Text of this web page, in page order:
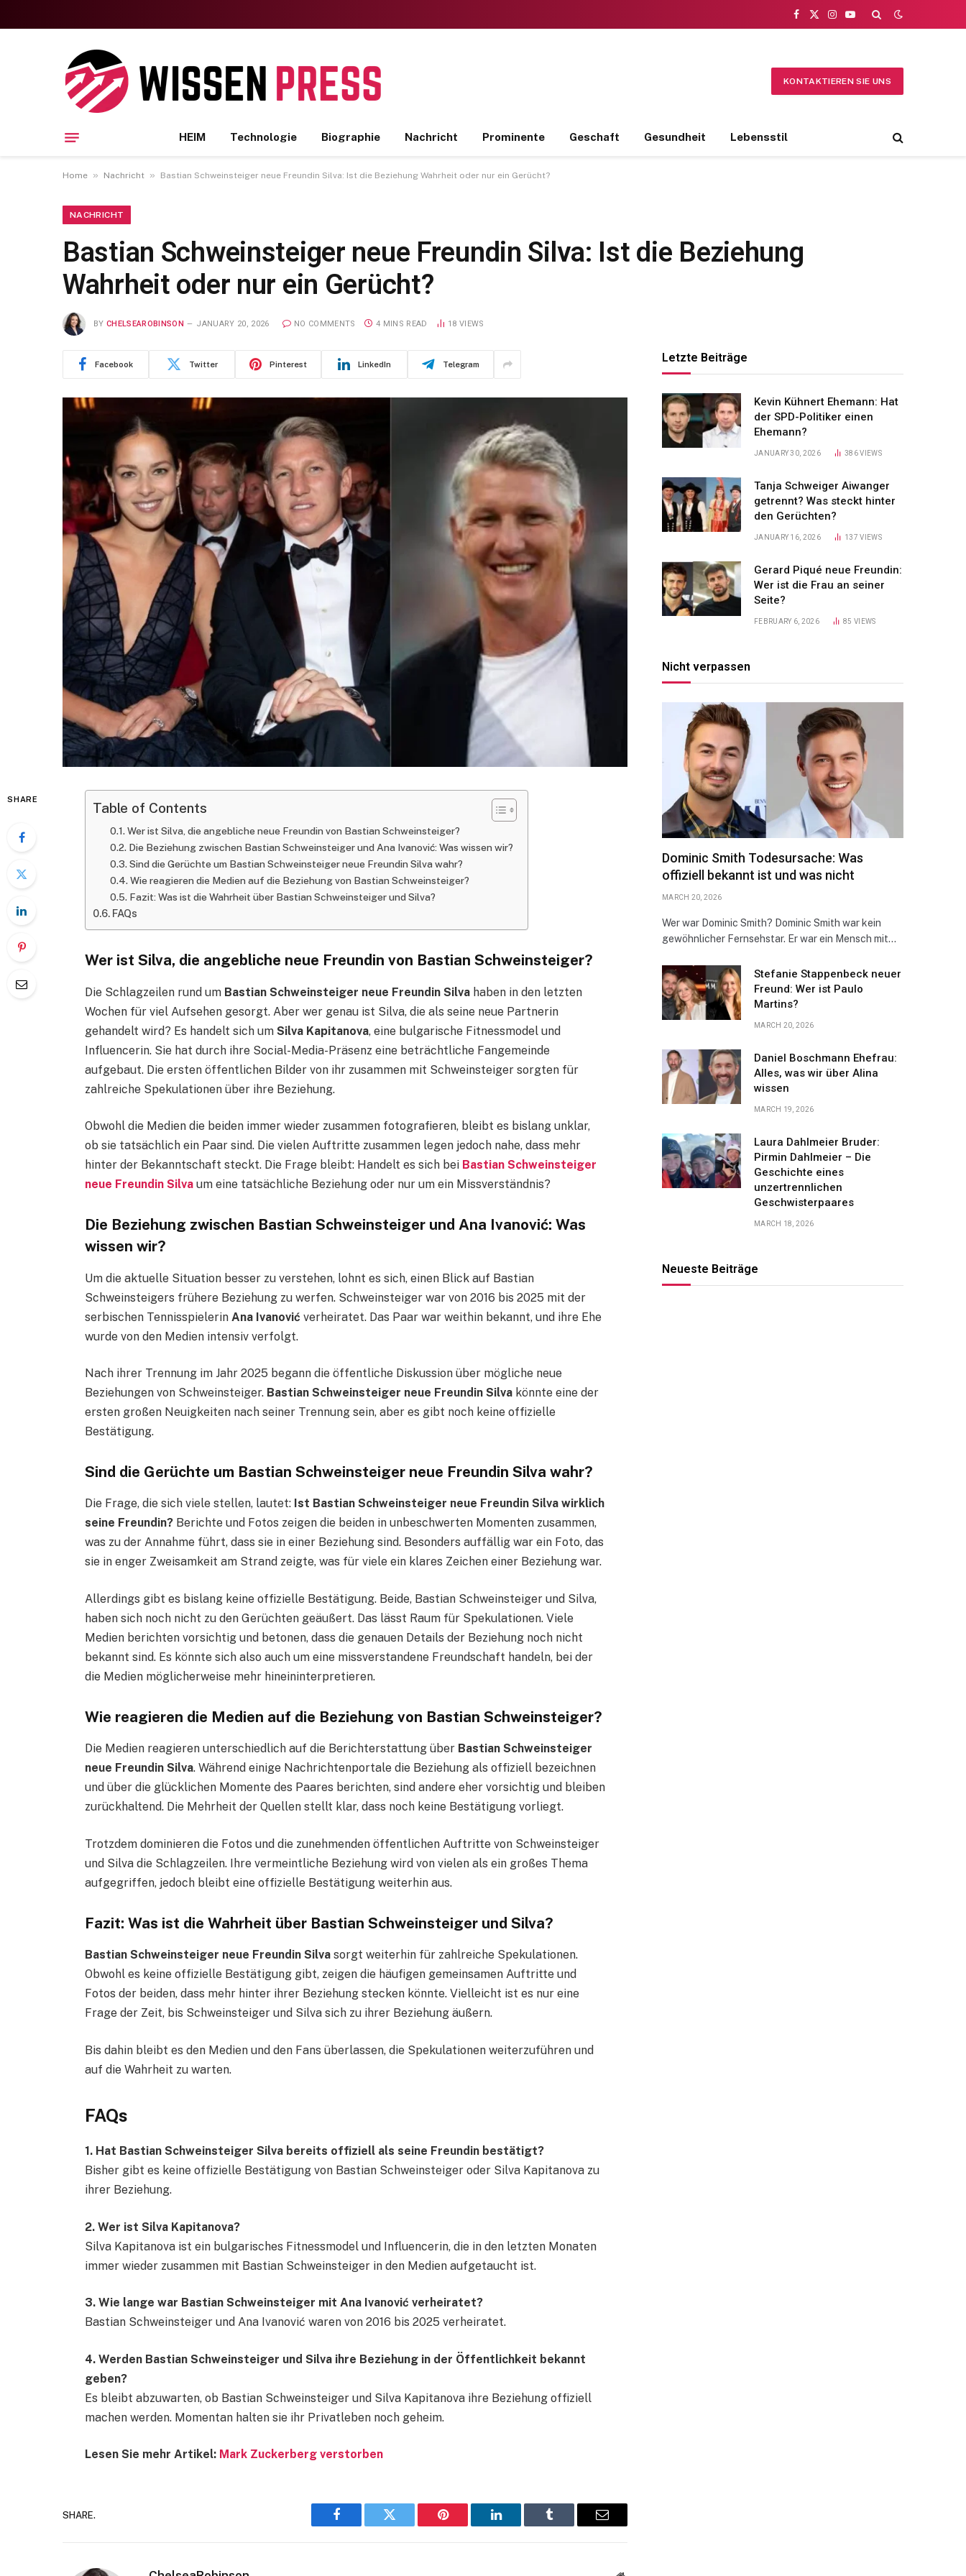
Facebook
X
Instagram
YouTube
KONTAKTIEREN SIE UNS
HEIM Technologie Biographie Nachricht Prominente Geschaft Gesundheit Lebensstil
Home » Nachricht » Bastian Schweinsteiger neue Freundin Silva: Ist die Beziehung Wahrheit oder nur ein Gerücht?
NACHRICHT
Bastian Schweinsteiger neue Freundin Silva: Ist die Beziehung
Wahrheit oder nur ein Gerücht?
BY CHELSEAROBINSON JANUARY 20, 2026 NO COMMENTS 4 MINS READ 18 VIEWS
Facebook Twitter Pinterest LinkedIn Telegram
SHARE
Table of Contents
Wer ist Silva, die angebliche neue Freundin von Bastian Schweinsteiger?
Die Beziehung zwischen Bastian Schweinsteiger und Ana Ivanović: Was wissen wir?
Sind die Gerüchte um Bastian Schweinsteiger neue Freundin Silva wahr?
Wie reagieren die Medien auf die Beziehung von Bastian Schweinsteiger?
Fazit: Was ist die Wahrheit über Bastian Schweinsteiger und Silva?
FAQs
Wer ist Silva, die angebliche neue Freundin von Bastian Schweinsteiger?
Die Schlagzeilen rund um Bastian Schweinsteiger neue Freundin Silvahaben in den letzten
Wochen für viel Aufsehen gesorgt. Aber wer genau ist Silva, die als seine neue Partnerin
gehandelt wird? Es handelt sich um Silva Kapitanova, eine bulgarische Fitnessmodel und
Influencerin. Sie hat durch ihre Social-Media-Präsenz eine beträchtliche Fangemeinde
aufgebaut. Die ersten öffentlichen Bilder von ihr zusammen mit Schweinsteiger sorgten für
zahlreiche Spekulationen über ihre Beziehung.
Obwohl die Medien die beiden immer wieder zusammen fotografieren, bleibt es bislang unklar,
ob sie tatsächlich ein Paar sind. Die vielen Auftritte zusammen legen jedoch nahe, dass mehr
hinter der Bekanntschaft steckt. Die Frage bleibt: Handelt es sich bei Bastian Schweinsteiger
neue Freundin Silvaum eine tatsächliche Beziehung oder nur um ein Missverständnis?
Die Beziehung zwischen Bastian Schweinsteiger und Ana Ivanović: Was
wissen wir?
Um die aktuelle Situation besser zu verstehen, lohnt es sich, einen Blick auf Bastian
Schweinsteigers frühere Beziehung zu werfen. Schweinsteiger war von 2016 bis 2025 mit der
serbischen Tennisspielerin Ana Ivanović verheiratet. Das Paar war weithin bekannt, und ihre Ehe
wurde von den Medien intensiv verfolgt.
Nach ihrer Trennung im Jahr 2025 begann die öffentliche Diskussion über mögliche neue
Beziehungen von Schweinsteiger. Bastian Schweinsteiger neue Freundin Silvakönnte eine der
ersten großen Neuigkeiten nach seiner Trennung sein, aber es gibt noch keine offizielle
Bestätigung.
Sind die Gerüchte um Bastian Schweinsteiger neue Freundin Silva wahr?
Die Frage, die sich viele stellen, lautet: Ist Bastian Schweinsteiger neue Freundin Silva wirklich
seine Freundin?Berichte und Fotos zeigen die beiden in unbeschwerten Momenten zusammen,
was zu der Annahme führt, dass sie in einer Beziehung sind. Besonders auffällig war ein Foto, das
sie in enger Zweisamkeit am Strand zeigte, was für viele ein klares Zeichen einer Beziehung war.
Allerdings gibt es bislang keine offizielle Bestätigung. Beide, Bastian Schweinsteiger und Silva,
haben sich noch nicht zu den Gerüchten geäußert. Das lässt Raum für Spekulationen. Viele
Medien berichten vorsichtig und betonen, dass die genauen Details der Beziehung noch nicht
bekannt sind. Es könnte sich also auch um eine missverstandene Freundschaft handeln, bei der
die Medien möglicherweise mehr hineininterpretieren.
Wie reagieren die Medien auf die Beziehung von Bastian Schweinsteiger?
Die Medien reagieren unterschiedlich auf die Berichterstattung über Bastian Schweinsteiger
neue Freundin Silva. Während einige Nachrichtenportale die Beziehung als offiziell bezeichnen
und über die glücklichen Momente des Paares berichten, sind andere eher vorsichtig und bleiben
zurückhaltend. Die Mehrheit der Quellen stellt klar, dass noch keine Bestätigung vorliegt.
Trotzdem dominieren die Fotos und die zunehmenden öffentlichen Auftritte von Schweinsteiger
und Silva die Schlagzeilen. Ihre vermeintliche Beziehung wird von vielen als ein großes Thema
aufgegriffen, jedoch bleibt eine offizielle Bestätigung weiterhin aus.
Fazit: Was ist die Wahrheit über Bastian Schweinsteiger und Silva?
Bastian Schweinsteiger neue Freundin Silvasorgt weiterhin für zahlreiche Spekulationen.
Obwohl es keine offizielle Bestätigung gibt, zeigen die häufigen gemeinsamen Auftritte und
Fotos der beiden, dass mehr hinter ihrer Beziehung stecken könnte. Vielleicht ist es nur eine
Frage der Zeit, bis Schweinsteiger und Silva sich zu ihrer Beziehung äußern.
Bis dahin bleibt es den Medien und den Fans überlassen, die Spekulationen weiterzuführen und
auf die Wahrheit zu warten.
FAQs
1. Hat Bastian Schweinsteiger Silva bereits offiziell als seine Freundin bestätigt?
Bisher gibt es keine offizielle Bestätigung von Bastian Schweinsteiger oder Silva Kapitanova zu
ihrer Beziehung.
2. Wer ist Silva Kapitanova?
Silva Kapitanova ist ein bulgarisches Fitnessmodel und Influencerin, die in den letzten Monaten
immer wieder zusammen mit Bastian Schweinsteiger in den Medien aufgetaucht ist.
3. Wie lange war Bastian Schweinsteiger mit Ana Ivanović verheiratet?
Bastian Schweinsteiger und Ana Ivanović waren von 2016 bis 2025 verheiratet.
4. Werden Bastian Schweinsteiger und Silva ihre Beziehung in der Öffentlichkeit bekannt
geben?
Es bleibt abzuwarten, ob Bastian Schweinsteiger und Silva Kapitanova ihre Beziehung offiziell
machen werden. Momentan halten sie ihr Privatleben noch geheim.
Lesen Sie mehr Artikel: Mark Zuckerberg verstorben
SHARE.
Facebook Twitter Pinterest LinkedIn Tumblr Email
Letzte Beiträge
Kevin Kühnert Ehemann: Hat
der SPD-Politiker einen
Ehemann?
JANUARY 30, 2026 386VIEWS
Tanja Schweiger Aiwanger
getrennt? Was steckt hinter
den Gerüchten?
JANUARY 16, 2026 137VIEWS
Gerard Piqué neue Freundin:
Wer ist die Frau an seiner
Seite?
FEBRUARY 6, 2026 85VIEWS
Nicht verpassen
Dominic Smith Todesursache: Was
offiziell bekannt ist und was nicht
MARCH 20, 2026
Wer war Dominic Smith? Dominic Smith war kein
gewöhnlicher Fernsehstar. Er war ein Mensch mit…
Stefanie Stappenbeck neuer
Freund: Wer ist Paulo
Martins?
MARCH 20, 2026
Daniel Boschmann Ehefrau:
Alles, was wir über Alina
wissen
MARCH 19, 2026
Laura Dahlmeier Bruder:
Pirmin Dahlmeier – Die
Geschichte eines
unzertrennlichen
Geschwisterpaares
MARCH 18, 2026
Neueste Beiträge